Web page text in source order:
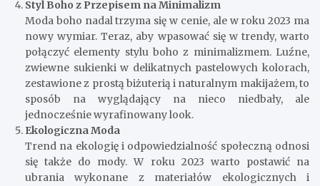
Styl Boho z Przepisem na Minimalizm
Moda boho nadal trzyma się w cenie, ale w roku 2023 ma
nowy wymiar. Teraz, aby wpasować się w trendy, warto
połączyć elementy stylu boho z minimalizmem. Luźne,
zwiewne sukienki w delikatnych pastelowych kolorach,
zestawione z prostą biżuterią i naturalnym makijażem, to
sposób na wyglądający na nieco niedbały, ale
jednocześnie wyrafinowany look.
Ekologiczna Moda
Trend na ekologię i odpowiedzialność społeczną odnosi
się także do mody. W roku 2023 warto postawić na
ubrania wykonane z materiałów ekologicznych i